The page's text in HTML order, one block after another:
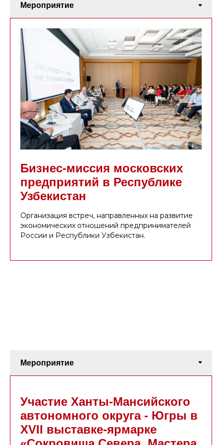
Бизнес-миссия московских
предприятий в Республике
Узбекистан
Организация встреч, направленных на развитие
экономических отношений предпринимателей
России и Республики Узбекистан.
Участие Ханты-Мансийского
автономного округа - Югры в
ХVII выставке-ярмарке